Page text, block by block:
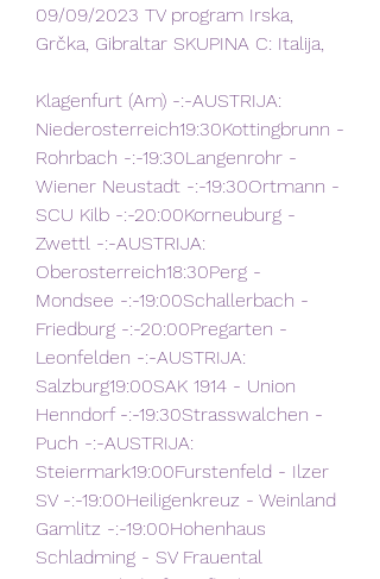
09/09/2023 TV program Irska,
Grčka, Gibraltar SKUPINA C: Italija,
Klagenfurt (Am) -:-AUSTRIJA:
Niederosterreich19:30Kottingbrunn -
Rohrbach -:-19:30Langenrohr -
Wiener Neustadt -:-19:30Ortmann -
SCU Kilb -:-20:00Korneuburg -
Zwettl -:-AUSTRIJA:
Oberosterreich18:30Perg -
Mondsee -:-19:00Schallerbach -
Friedburg -:-20:00Pregarten -
Leonfelden -:-AUSTRIJA:
Salzburg19:00SAK 1914 - Union
Henndorf -:-19:30Strasswalchen -
Puch -:-AUSTRIJA:
Steiermark19:00Furstenfeld - Ilzer
SV -:-19:00Heiligenkreuz - Weinland
Gamlitz -:-19:00Hohenhaus
Schladming - SV Frauental